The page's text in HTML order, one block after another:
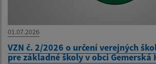
01.07.2026
VZN č. 2/2026 o určení verejných
pre základné školy v obci Gemerská